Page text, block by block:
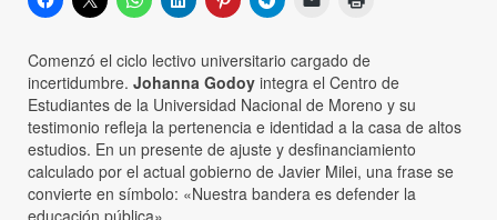
Comenzó el ciclo lectivo universitario cargado de
incertidumbre. Johanna Godoy integra el Centro de
Estudiantes de la Universidad Nacional de Moreno y su
testimonio refleja la pertenencia e identidad a la casa de altos
estudios. En un presente de ajuste y desfinanciamiento
calculado por el actual gobierno de Javier Milei, una frase se
convierte en símbolo: «Nuestra bandera es defender la
educación pública».